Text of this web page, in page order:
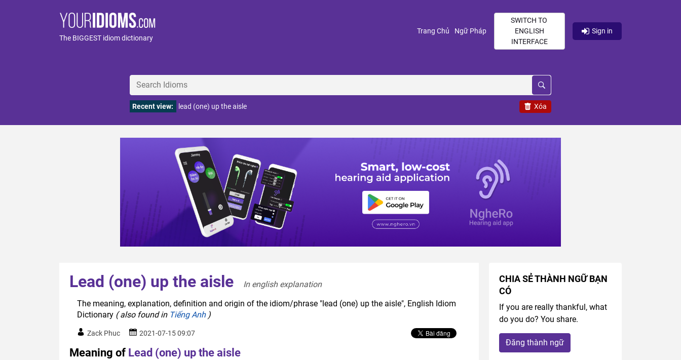
The BIGGEST idiom dictionary
Trang Chủ (current)
Ngữ Pháp(current)
SWITCH TO
ENGLISH
INTERFACE
Sign in
Xóa
Recent view: lead (one) up the aisle
Lead (one) up the aisle
In english explanation
The meaning, explanation, definition and origin of the idiom/phrase "lead (one) up the aisle", English Idiom
Dictionary ( also found in Tiếng Anh)
Zack Phuc 2021-07-15 09:07
Meaning of Lead (one) up the aisle
CHIA SẺ THÀNH NGỮ BẠN
CÓ
If you are really thankful, what
do you do? You share.
Đăng thành ngữ